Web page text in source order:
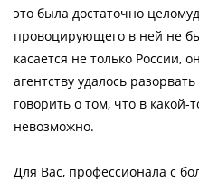
это была достаточно
провоцирующего в ней не
касается не только России,
агентству удалось
говорить о том, что в какой-
невозможно.
Для Вас, профессионала с